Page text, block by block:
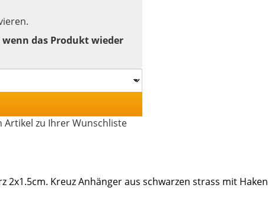
das Produkt wieder
Artikel zu Ihrer Wunschliste
2x1.5cm. Kreuz Anhänger aus schwarzen strass mit Haken